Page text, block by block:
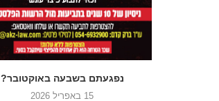
נפגעתם בשבעה באוקטובר?
15 באפריל 2026